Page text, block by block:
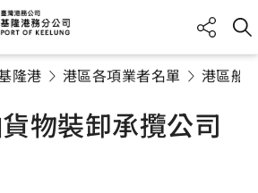
隆港 港區各項業者名單 港區船
物裝卸承攬公司